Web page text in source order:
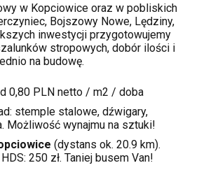
w Kopciowice oraz w pobliskich
Bojszowy Nowe, Lędziny,
inwestycji przygotowujemy
stropowych, dobór ilości i
na budowę.
0,80 PLN netto / m2 / doba
stemple stalowe, dźwigary,
Możliwość wynajmu na sztuki!
(dystans ok. 20.9 km).
250 zł. Taniej busem Van!